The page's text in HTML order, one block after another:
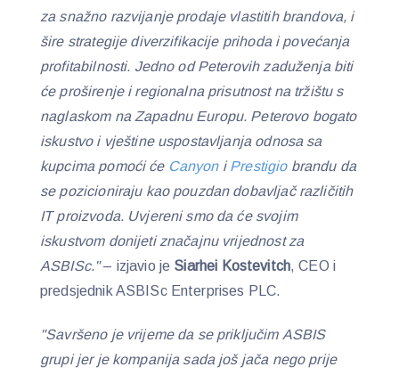
za snažno razvijanje prodaje vlastitih brandova, i
šire strategije diverzifikacije prihoda i povećanja
profitabilnosti. Jedno od Peterovih zaduženja biti
će proširenje i regionalna prisutnost na tržištu s
naglaskom na Zapadnu Europu. Peterovo bogato
iskustvo i vještine uspostavljanja odnosa sa
kupcima pomoći će CanyoniPrestigiobrandu da
se pozicioniraju kao pouzdan dobavljač različitih
IT proizvoda. Uvjereni smo da će svojim
iskustvom donijeti značajnu vrijednost za
ASBISc."– izjavio je Siarhei Kostevitch, CEO i
predsjednik ASBISc Enterprises PLC.
"Savršeno je vrijeme da se priključim ASBIS
grupi jer je kompanija sada još jača nego prije